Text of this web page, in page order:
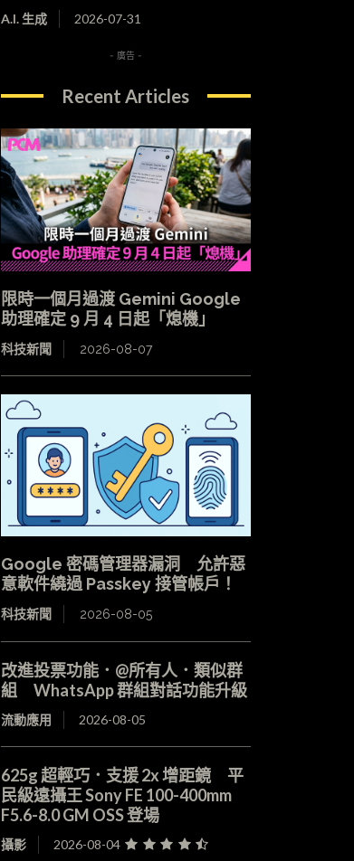
A.I. 生成 2026-07-31
- 廣告 -
Recent Articles
限時一個月過渡 Gemini Google
助理確定 9 月 4 日起「熄機」
科技新聞 2026-08-07
Google 密碼管理器漏洞 允許惡
意軟件繞過 Passkey 接管帳戶！
科技新聞 2026-08-05
改進投票功能．@所有人．類似群
組 WhatsApp 群組對話功能升級
流動應用 2026-08-05
625g 超輕巧．支援 2x 增距鏡 平
民級遠攝王 Sony FE 100-400mm
F5.6-8.0 GM OSS 登場
攝影 2026-08-04